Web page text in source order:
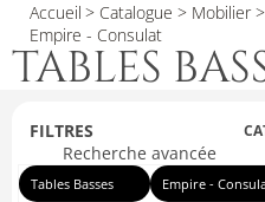
?
Accueil > Catalogue > Mobilier>
Empire - Consulat
TABLES
FILTRES
Recherche avancée
Tables Basses Empire -